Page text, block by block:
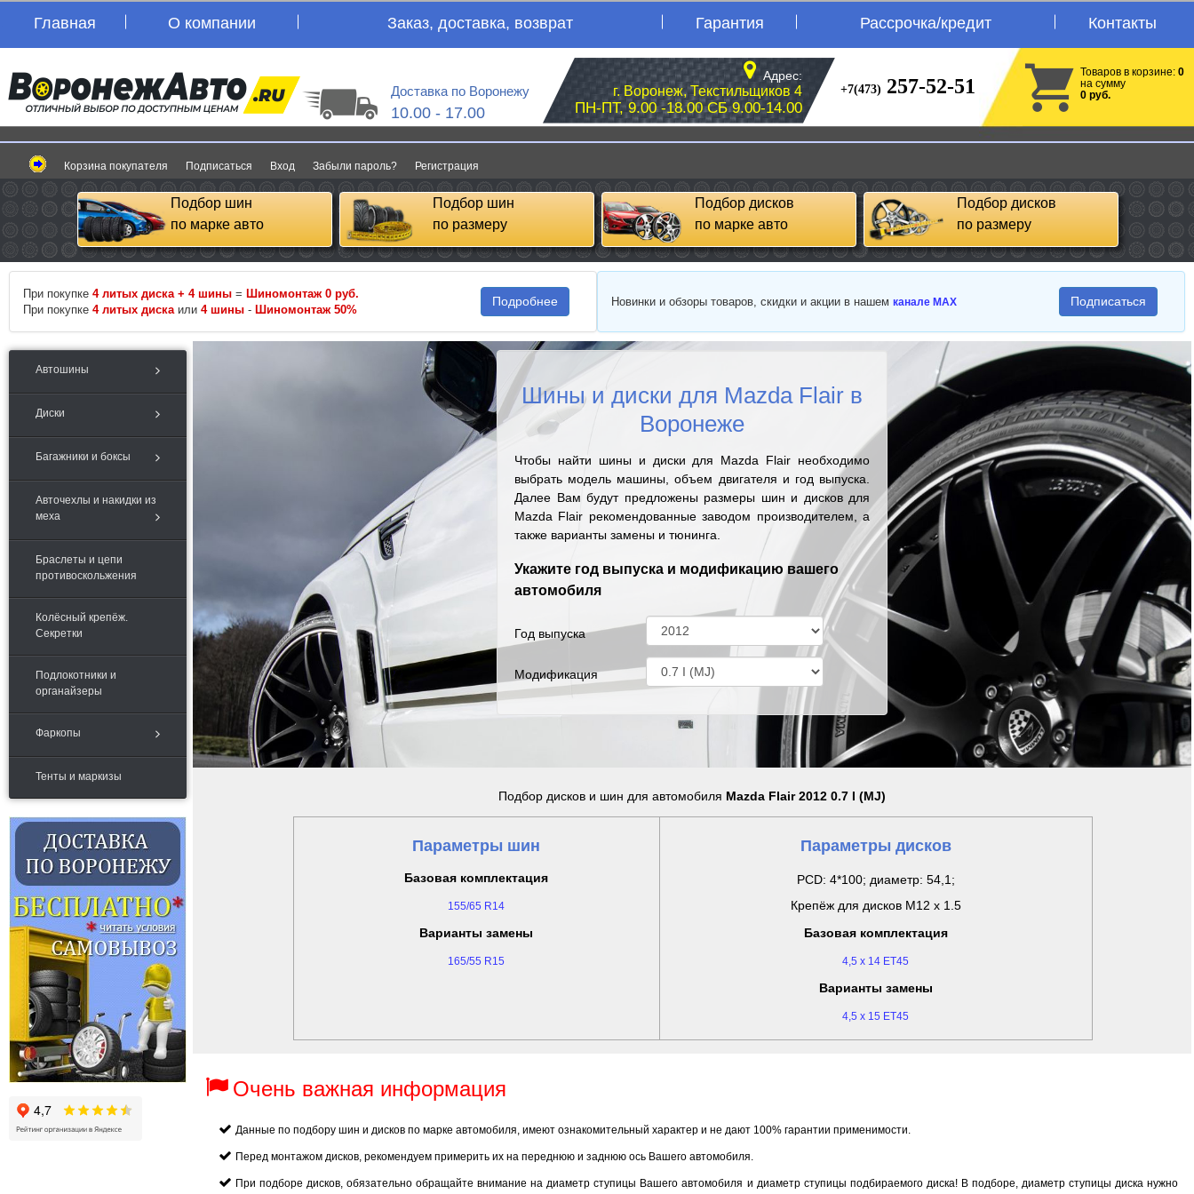
Главная О компании Заказ, доставка, возврат Гарантия Рассрочка/кредит Контакты
Доставка по Воронежу
10.00 - 17.00
Адрес:
г. Воронеж, Текстильщиков 4
ПН-ПТ, 9.00 -18.00 СБ 9.00-14.00
+7(473) 257-52-51
Товаров в корзине: 0
на сумму
0 руб.
Корзина покупателя Подписаться Вход Забыли пароль? Регистрация
Подбор шин
по марке авто
Подбор шин
по размеру
Подбор дисков
по марке авто
Подбор дисков
по размеру
При покупке 4 литых диска + 4 шины = Шиномонтаж 0 руб.
При покупке 4 литых диска или 4 шины - Шиномонтаж 50%
Подробнее Новинки и обзоры товаров, скидки и акции в нашем канале MAX Подписаться
Автошины
Диски
Багажники и боксы
Авточехлы и накидки из
меха
Браслеты и цепи
противоскольжения
Колёсный крепёж.
Секретки
Подлокотники и
органайзеры
Фаркопы
Тенты и маркизы
Шины и диски для Mazda Flair в
Воронеже
Чтобы найти шины и диски для Mazda Flair необходимо
выбрать модель машины, объем двигателя и год выпуска.
Далее Вам будут предложены размеры шин и дисков для
Mazda Flair рекомендованные заводом производителем, а
также варианты замены и тюнинга.
Укажите год выпуска и модификацию вашего
автомобиля
Год выпуска
Модификация
Подбор дисков и шин для автомобиля Mazda Flair 2012 0.7 I (MJ)
Параметры шин
Базовая комплектация
155/65 R14
Варианты замены
165/55 R15
Параметры дисков
PCD: 4*100; диаметр: 54,1;
Крепёж для дисков M12 x 1.5
Базовая комплектация
4,5 x 14 ET45
Варианты замены
4,5 x 15 ET45
Очень важная информация
Данные по подбору шин и дисков по марке автомобиля, имеют ознакомительный характер и не дают 100% гарантии применимости.
Перед монтажом дисков, рекомендуем примерить их на переднюю и заднюю ось Вашего автомобиля.
При подборе дисков, обязательно обращайте внимание на диаметр ступицы Вашего автомобиля и диаметр ступицы подбираемого диска! В подборе, диаметр ступицы диска нужно